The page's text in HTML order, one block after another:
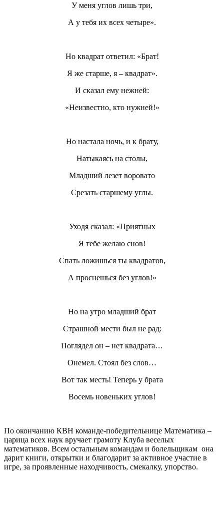
У меня углов лишь три,
А у тебя их всех четыре».
Но квадрат ответил: «Брат!
Я же старше, я – квадрат».
И сказал ему нежней:
«Неизвестно, кто нужней!»
Но настала ночь, и к брату,
Натыкаясь на столы,
Младший лезет воровато
Срезать старшему углы.
Уходя сказал: «Приятных
Я тебе желаю снов!
Спать ложишься ты квадратов,
А проснешься без углов!»
Но на утро младший брат
Страшной мести был не рад:
Поглядел он – нет квадрата…
Онемел. Стоял без слов…
Вот так месть! Теперь у брата
Восемь новеньких углов!
По окончанию КВН команде-победительнице Математика –
царица всех наук вручает грамоту Клуба веселых
математиков. Всем остальным командам и болельщикам она
дарит книги, открытки и благодарит за активное участие в
игре, за проявленные находчивость, смекалку, упорство.